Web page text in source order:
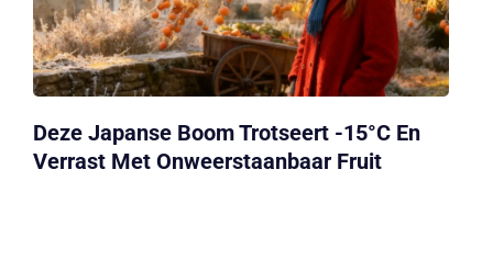
Deze Japanse Boom Trotseert -15°C En
Verrast Met Onweerstaanbaar Fruit